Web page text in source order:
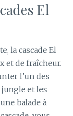
El
la cascade El
et de fraîcheur.
l’un des
et les
balade à